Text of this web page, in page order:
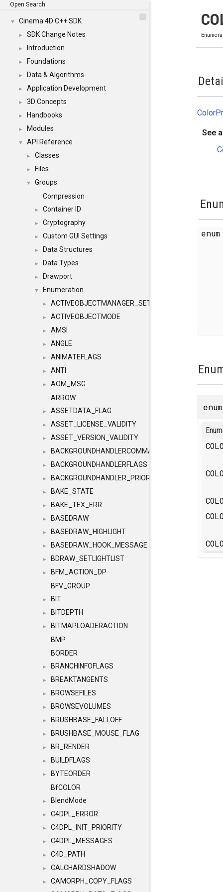
Open Search
▼ Cinema 4D C++ SDK
► SDK Change Notes
► Introduction
► Foundations
► Data & Algorithms
► Application Development
► 3D Concepts
► Handbooks
► Modules
▼ API Reference
► Classes
► Files
▼
Groups
Compression
► Container ID
► Cryptography
► Custom GUI Settings
► Data Structures
► Data Types
► Drawport
▼ Enumeration
► ACTIVEOBJECTMANAGER_SETOBJECTS
► ACTIVEOBJECTMODE
► AMSI
► ANGLE
► ANIMATEFLAGS
► ANTI
►
AOM_MSG
ARROW
► ASSETDATA_FLAG
► ASSET_LICENSE_VALIDITY
► ASSET_VERSION_VALIDITY
► BACKGROUNDHANDLERCOMMAND
► BACKGROUNDHANDLERFLAGS
► BACKGROUNDHANDLER_PRIORITY
► BAKE_STATE
► BAKE_TEX_ERR
► BASEDRAW
► BASEDRAW_HIGHLIGHT
► BASEDRAW_HOOK_MESSAGE
► BDRAW_SETLIGHTLIST
►
BFM_ACTION_DP
BFV_GROUP
► BIT
► BITDEPTH
►
BITMAPLOADERACTION
BMP
BORDER
► BRANCHINFOFLAGS
► BREAKTANGENTS
► BROWSEFILES
► BROWSEVOLUMES
► BRUSHBASE_FALLOFF
► BRUSHBASE_MOUSE_FLAG
► BR_RENDER
► BUILDFLAGS
►
BYTEORDER
BfCOLOR
► BlendMode
► C4DPL_ERROR
► C4DPL_INIT_PRIORITY
► C4DPL_MESSAGES
► C4D_PATH
► CALCHARDSHADOW
►
CAMORPH_COPY_FLAGS
See